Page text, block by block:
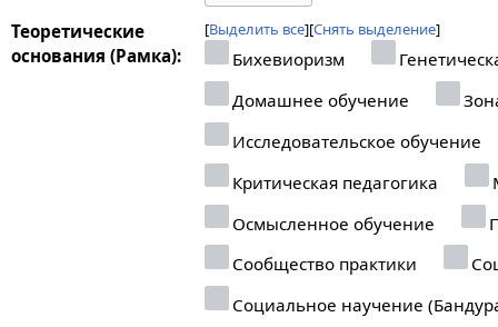
Теоретические
основания (Рамка):
Выделить все Снять выделение
Бихевиоризм
Домашнее обучение
Исследовательское обучение
Критическая педагогика
Осмысленное обучение
Сообщество практики
Социальное научение